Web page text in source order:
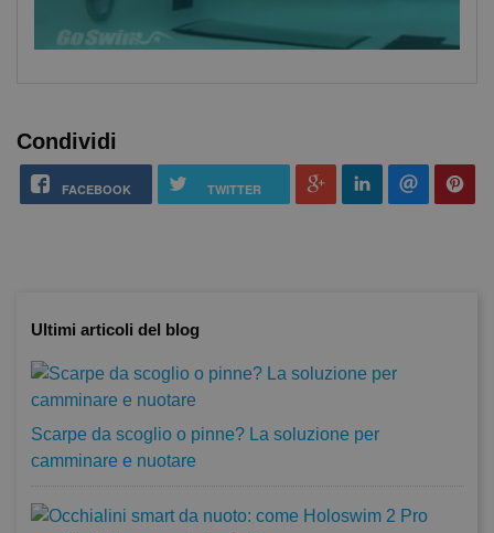
Condividi
FACEBOOK TWITTER
Ultimi articoli del blog
Scarpe da scoglio o pinne? La soluzione per
camminare e nuotare